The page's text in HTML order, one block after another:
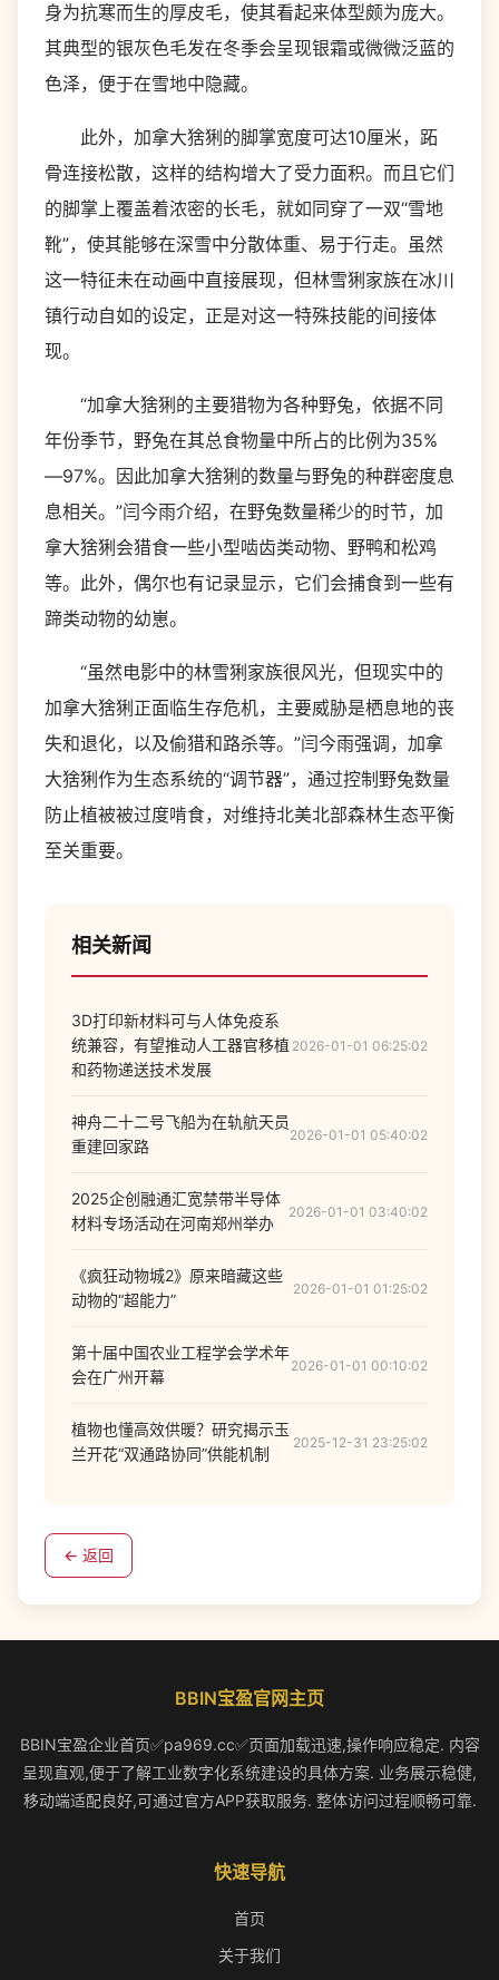
身为抗寒而生的厚皮毛，使其看起来体型颇为庞大。
其典型的银灰色毛发在冬季会呈现银霜或微微泛蓝的
色泽，便于在雪地中隐藏。
此外，加拿大猞猁的脚掌宽度可达10厘米，跖
骨连接松散，这样的结构增大了受力面积。而且它们
的脚掌上覆盖着浓密的长毛，就如同穿了一双“雪地
靴”，使其能够在深雪中分散体重、易于行走。虽然
这一特征未在动画中直接展现，但林雪猁家族在冰川
镇行动自如的设定，正是对这一特殊技能的间接体
现。
“加拿大猞猁的主要猎物为各种野兔，依据不同
年份季节，野兔在其总食物量中所占的比例为35%
—97%。因此加拿大猞猁的数量与野兔的种群密度息
息相关。”闫今雨介绍，在野兔数量稀少的时节，加
拿大猞猁会猎食一些小型啮齿类动物、野鸭和松鸡
等。此外，偶尔也有记录显示，它们会捕食到一些有
蹄类动物的幼崽。
“虽然电影中的林雪猁家族很风光，但现实中的
加拿大猞猁正面临生存危机，主要威胁是栖息地的丧
失和退化，以及偷猎和路杀等。”闫今雨强调，加拿
大猞猁作为生态系统的“调节器”，通过控制野兔数量
防止植被被过度啃食，对维持北美北部森林生态平衡
至关重要。
相关新闻
3D打印新材料可与人体免疫系
统兼容，有望推动人工器官移植
和药物递送技术发展
2026-01-01 06:25:02
神舟二十二号飞船为在轨航天员
重建回家路
2026-01-01 05:40:02
2025企创融通汇宽禁带半导体
材料专场活动在河南郑州举办
2026-01-01 03:40:02
《疯狂动物城2》原来暗藏这些
动物的“超能力”
2026-01-01 01:25:02
第十届中国农业工程学会学术年
会在广州开幕
2026-01-01 00:10:02
植物也懂高效供暖？研究揭示玉
兰开花“双通路协同”供能机制
2025-12-31 23:25:02
← 返回
BBIN宝盈官网主页
BBIN宝盈企业首页✅pa969.cc✅页面加载迅速,操作响应稳定. 内容
呈现直观,便于了解工业数字化系统建设的具体方案. 业务展示稳健,
移动端适配良好,可通过官方APP获取服务. 整体访问过程顺畅可靠.
快速导航
首页
关于我们